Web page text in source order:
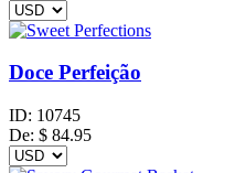
Doce Perfeição
ID: 10745
De: $ 84.95